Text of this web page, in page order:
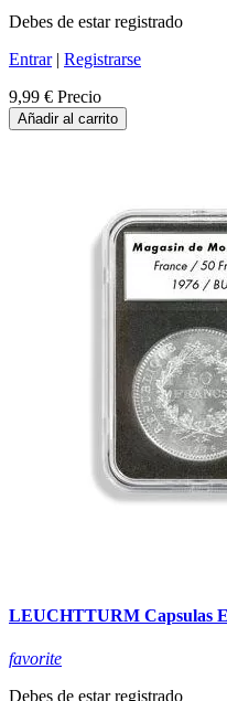
Debes de estar registrado
Entrar| Registrarse
9,99 € Precio
Añadir al carrito
LEUCHTTURM Capsulas
favorite
Debes de estar registrado